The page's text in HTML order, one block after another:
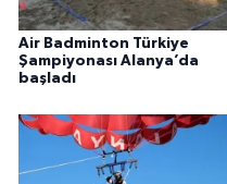
Air Badminton Türkiye
Şampiyonası Alanya’da
başladı